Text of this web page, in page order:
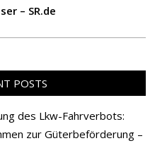
– SR.de
POSTS
des Lkw-Fahrverbots:
zur Güterbeförderung –